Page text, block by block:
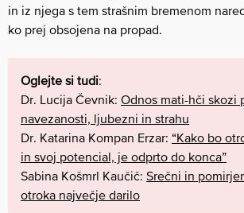
in iz njega s tem strašnim bremenom
ko prej obsojena na propad.
Oglejte si tudi:
Dr. Lucija Čevnik: Odnos mati-hči skozi
navezanosti, ljubezni in strahu
Dr. Katarina Kompan Erzar: “Kako bo
in svoj potencial, je odprto do konca”
Sabina Košmrl Kaučič: Srečni in
otroka največje darilo